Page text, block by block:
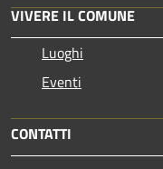
VIVERE IL COMUNE
Luoghi
Eventi
CONTATTI